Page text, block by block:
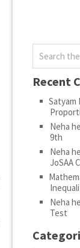
Recent
Satyam
Neha
9th
Neha
JoSAA
Neha
Test